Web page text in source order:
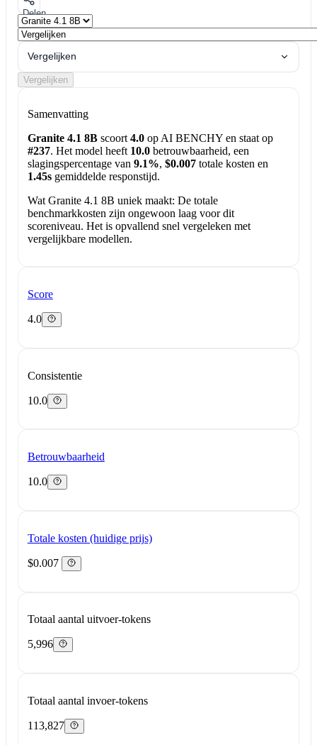
Delen
Vergelijken
Vergelijken
Samenvatting
Granite 4.1 8Bscoort 4.0op AI BENCHY en staat op
#237. Het model heeft 10.0betrouwbaarheid, een
slagingspercentage van 9.1%, $0.007totale kosten en
1.45sgemiddelde responstijd.
Wat Granite 4.1 8B uniek maakt: De totale
benchmarkkosten zijn ongewoon laag voor dit
scoreniveau. Het is opvallend snel vergeleken met
vergelijkbare modellen.
Score
4.0
Consistentie
10.0
Betrouwbaarheid
10.0
Totale kosten (huidige prijs)
$0.007
Totaal aantal uitvoer-tokens
5,996
Totaal aantal invoer-tokens
113,827